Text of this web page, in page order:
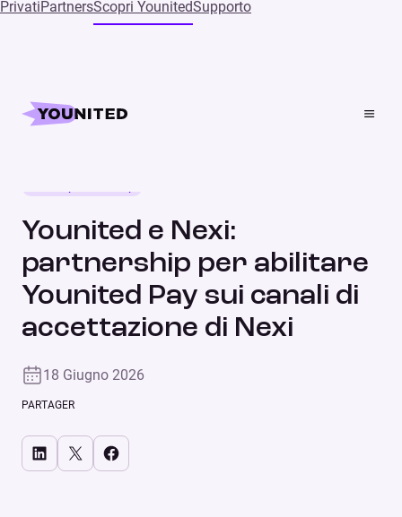
PrivatiPartnersScopri YounitedSupporto
Home
Younited e Nexi: partnership per abilitare Younited Pay
Younited e Nexi:
partnership per abilitare
Younited Pay sui canali di
accettazione di Nexi
18 Giugno 2026
PARTAGER
Share on LinkedIn Share on X Share on Facebook